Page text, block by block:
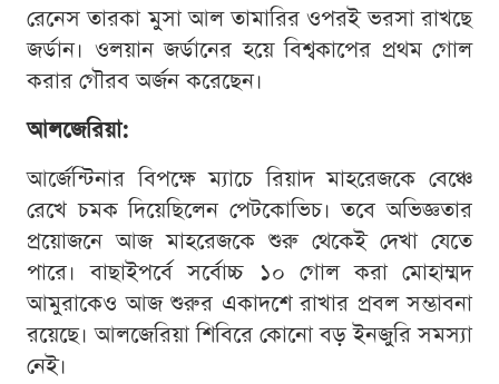
রেনেস তারকা মুসা আল তামারির ওপরই ভরসা রাখছে
জর্ডান। ওলয়ান জর্ডানের হয়ে বিশ্বকাপের প্রথম গোল
করার গৌরব অর্জন করেছেন।
আলজেরিয়া:
আর্জেন্টিনার বিপক্ষে ম্যাচে রিয়াদ মাহরেজকে বেঞ্চে
রেখে চমক দিয়েছিলেন পেটকোভিচ। তবে অভিজ্ঞতার
প্রয়োজনে আজ মাহরেজকে শুরু থেকেই দেখা যেতে
পারে। বাছাইপর্বে সর্বোচ্চ ১০ গোল করা মোহাম্মদ
আমুরাকেও আজ শুরুর একাদশে রাখার প্রবল সম্ভাবনা
রয়েছে। আলজেরিয়া শিবিরে কোনো বড় ইনজুরি সমস্যা
নেই।